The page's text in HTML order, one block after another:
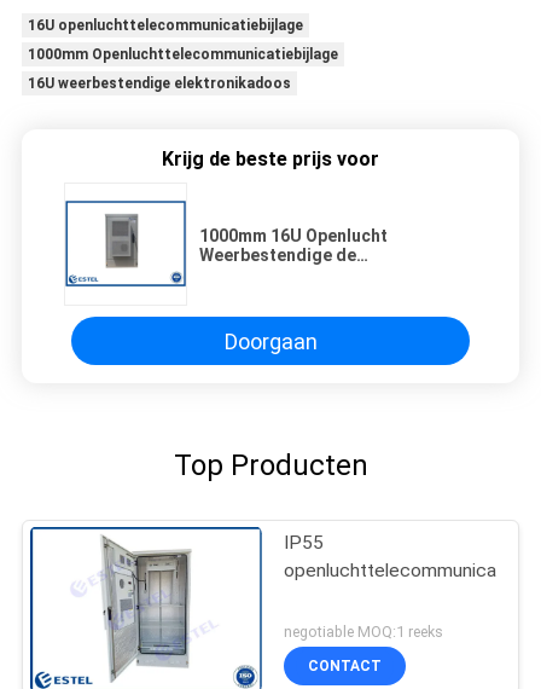
16U openluchttelecommunicatiebijlage
1000mm Openluchttelecommunicatiebijlage
16U weerbestendige elektronikadoos
Krijg de beste prijs voor
1000mm 16U Openlucht
Weerbestendige de
Doorgaan
Top Producten
IP55
negotiable MOQ:1 reeks
CONTACT